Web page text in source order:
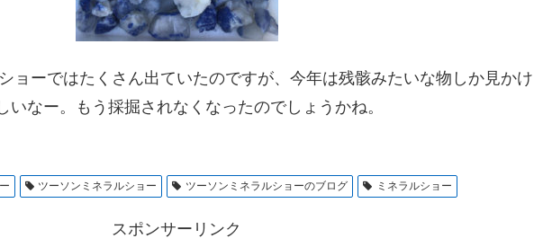
ョーではたくさん出ていたのですが、今年は残骸みたいな物しか見かけ
いなー。もう採掘されなくなったのでしょうかね。
ツーソンミネラルショー ツーソンミネラルショーのブログ ミネラルショー
スポンサーリンク